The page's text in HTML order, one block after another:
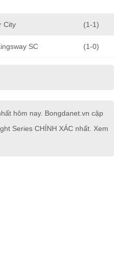
City (1-1)
SC (1-0)
hôm nay. Bongdanet.vn cập
Series CHÍNH XÁC nhất. Xem